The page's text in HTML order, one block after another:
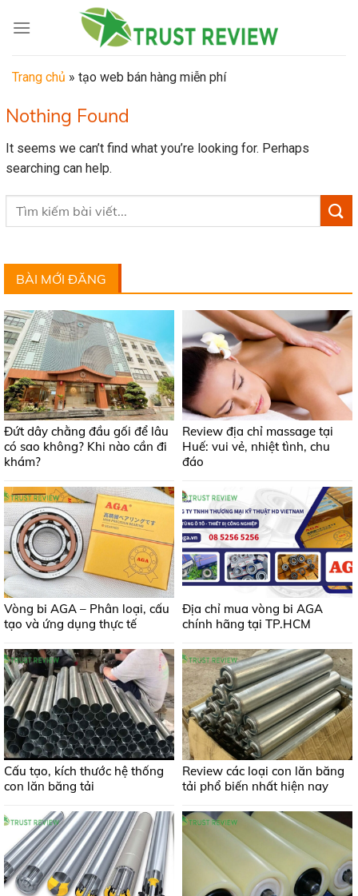
Trang chủ » tạo web bán hàng miễn phí
Nothing Found
It seems we can’t find what you’re looking for. Perhaps
searching can help.
BÀI MỚI ĐĂNG
Đứt dây chằng đầu gối để lâu
có sao không? Khi nào cần đi
khám?
Review địa chỉ massage tại
Huế: vui vẻ, nhiệt tình, chu
đáo
Vòng bi AGA – Phân loại, cấu
tạo và ứng dụng thực tế
Địa chỉ mua vòng bi AGA
chính hãng tại TP.HCM
Cấu tạo, kích thước hệ thống
con lăn băng tải
Review các loại con lăn băng
tải phổ biến nhất hiện nay